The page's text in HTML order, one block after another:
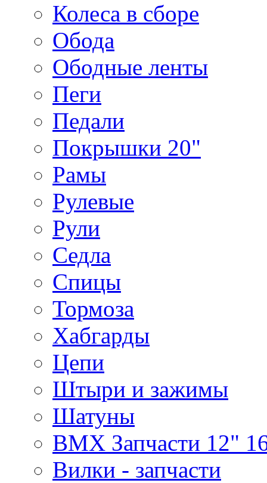
Колеса в сборе
Обода
Ободные ленты
Пеги
Педали
Покрышки 20"
Рамы
Рулевые
Рули
Седла
Спицы
Тормоза
Хабгарды
Цепи
Штыри и зажимы
Шатуны
BMX Запчасти 12"
Вилки - запчасти